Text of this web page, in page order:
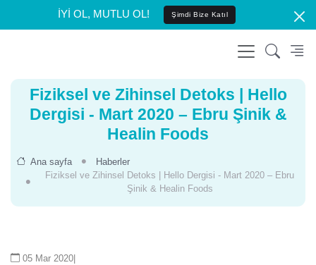
İYİ OL, MUTLU OL! Şimdi Bize Katıl
Fiziksel ve Zihinsel Detoks | Hello
Dergisi - Mart 2020 – Ebru Şinik &
Healin Foods
Ana sayfa
Haberler
Fiziksel ve Zihinsel Detoks | Hello Dergisi - Mart 2020 – Ebru
Şinik & Healin Foods
05 Mar 2020